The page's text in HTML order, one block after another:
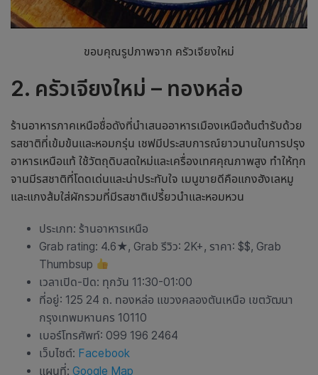
ขอบคุณรูปภาพจาก ครัวเจียงใหม่
2. ครัวเจียงใหม่ – ทองหล่อ
ร้านอาหารภาคเหนือชื่อดังที่นำเสนออาหารเมืองเหนือต้นตำรับด้วย
รสชาติที่เข้มข้นและหอมกรุ่น เชฟมีประสบการณ์ยาวนานในการปรุง
อาหารเหนือแท้ ใช้วัตถุดิบสดใหม่และเครื่องเทศคุณภาพสูง ทำให้ทุก
จานมีรสชาติที่โดดเด่นและน่าประทับใจ เมนูขายดีคือแกงฮังเลหมู
และแกงส้มใส่ผักรวมที่มีรสชาติเปรี้ยวนำและหอมหวน
ประเภท: ร้านอาหารเหนือ
Grab rating: 4.6★, Grab รีวิว: 2K+, ราคา: $$, Grab
Thumbsup
เวลาเปิด-ปิด: ทุกวัน 11:30-01:00
ที่อยู่: 125 24 ถ. ทองหล่อ แขวงคลองตันเหนือ เขตวัฒนา
กรุงเทพมหานคร 10110
เบอร์โทรศัพท์: 099 196 2464
เว็บไซต์: Facebook
แผนที่: Google Map